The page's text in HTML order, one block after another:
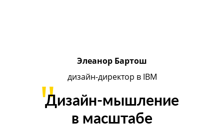
"
Элеанор Бартош
Дизайн-мышление
в масштабе
дизайн-директор в IBM